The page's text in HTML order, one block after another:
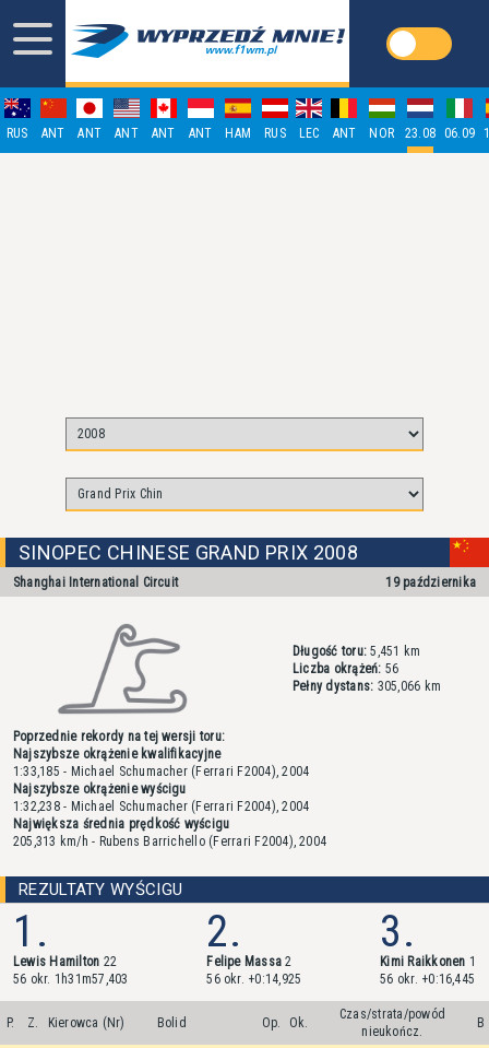
RUS ANT ANT ANT ANT ANT HAM RUS LEC ANT NOR 23.08 06.09
SINOPEC CHINESE GRAND PRIX 2008
Shanghai International Circuit 19 października
Długość toru:5,451 km
Liczba okrążeń: 56
Pełny dystans: 305,066 km
Poprzednie rekordy na tej wersji toru:
Najszybsze okrążenie kwalifikacyjne
1:33,185 - Michael Schumacher (Ferrari F2004), 2004
Najszybsze okrążenie wyścigu
1:32,238 - Michael Schumacher (Ferrari F2004), 2004
Największa średnia prędkość wyścigu
205,313 km/h - Rubens Barrichello (Ferrari F2004), 2004
REZULTATY WYŚCIGU
1.
Lewis Hamilton 22
56 okr. 1h31m57,403
2.
Felipe Massa 2
56 okr. +0:14,925
3.
Kimi Raikkonen 1
56 okr. +0:16,445
P. Z. Kierowca (Nr) Bolid Op. Ok.
Czas/strata/powód
nieukończ.
B